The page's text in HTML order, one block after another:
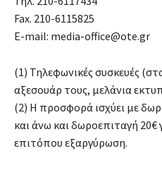
Fax. 210-6115825
E-mail: media-office@ote.gr
(1) Τηλεφωνικές συσκευές
αξεσουάρ τους, μελάνια
(2) Η προσφορά ισχύει με
και άνω και δωροεπιταγή 20€
επιτόπου εξαργύρωση.